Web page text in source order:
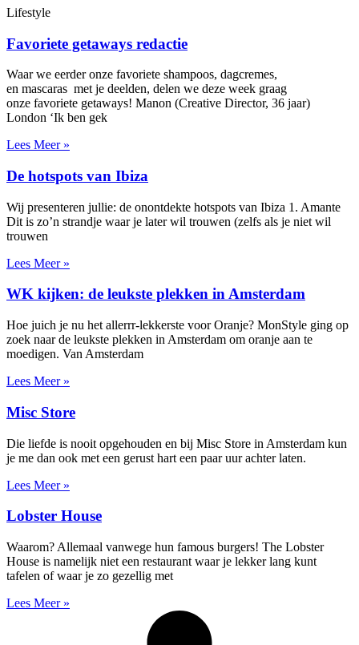
Lifestyle
Favoriete getaways redactie
Waar we eerder onze favoriete shampoos, dagcremes,
en mascaras met je deelden, delen we deze week graag
onze favoriete getaways! Manon (Creative Director, 36 jaar)
London ‘Ik ben gek
Lees Meer »
De hotspots van Ibiza
Wij presenteren jullie: de onontdekte hotspots van Ibiza 1. Amante
Dit is zo’n strandje waar je later wil trouwen (zelfs als je niet wil
trouwen
Lees Meer »
WK kijken: de leukste plekken in Amsterdam
Hoe juich je nu het allerrr-lekkerste voor Oranje? MonStyle ging op
zoek naar de leukste plekken in Amsterdam om oranje aan te
moedigen. Van Amsterdam
Lees Meer »
Misc Store
Die liefde is nooit opgehouden en bij Misc Store in Amsterdam kun
je me dan ook met een gerust hart een paar uur achter laten.
Lees Meer »
Lobster House
Waarom? Allemaal vanwege hun famous burgers! The Lobster
House is namelijk niet een restaurant waar je lekker lang kunt
tafelen of waar je zo gezellig met
Lees Meer »